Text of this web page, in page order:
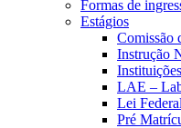
Formas de
Estágios
Comissão
Instrução
LAE –
Lei Federal
Pré